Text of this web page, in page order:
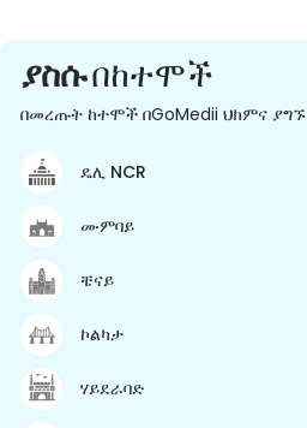
ያስሱበከተሞች
በመረጡት ከተሞች በGoMedii ህክምና ያግኙ
ዴሊ NCR
ሙምባይ
ቼናይ
ኮልካታ
ሃይደራባድ